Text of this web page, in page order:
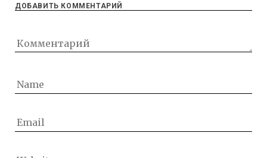
ДОБАВИТЬ КОММЕНТАРИЙ